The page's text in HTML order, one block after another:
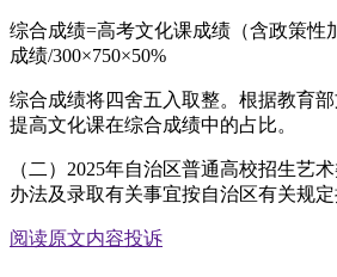
综合成绩=高考文化课成绩（含政策性
成绩/300×750×50%
综合成绩将四舍五入取整。根据教育
提高文化课在综合成绩中的占比。
（二）2025年自治区普通高校招生艺
办法及录取有关事宜按自治区有关规定
阅读原文内容投诉